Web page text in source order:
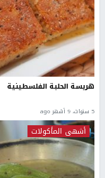
هريسة الحلبة الفلسطينية
5 سنوات، 9 أشهر ago
أشهى المأكولات